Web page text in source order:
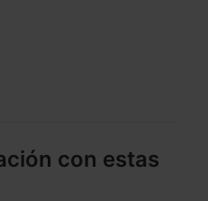
con estas